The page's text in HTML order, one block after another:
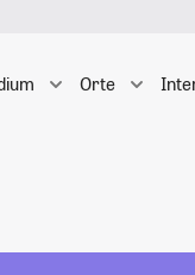
Orte